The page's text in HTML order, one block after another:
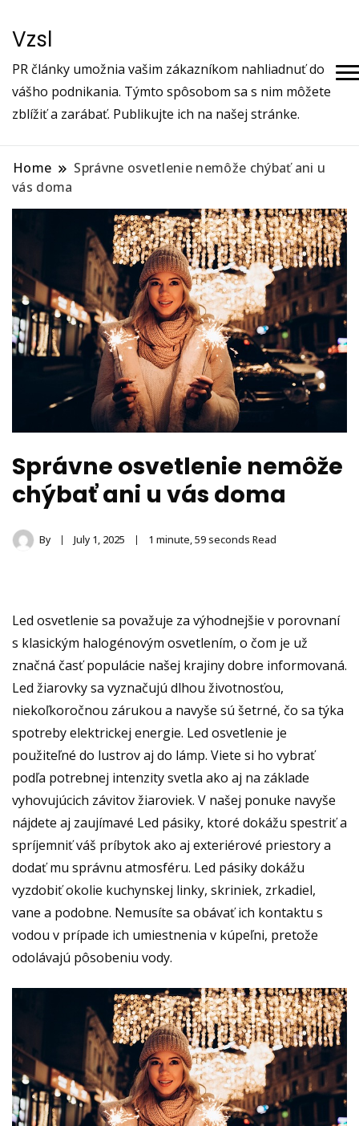
Vzsl
PR články umožnia vašim zákazníkom nahliadnuť do
vášho podnikania. Týmto spôsobom sa s nim môžete
zblížiť a zarábať. Publikujte ich na našej stránke.
Home
Správne osvetlenie nemôže chýbať ani u
vás doma
Správne osvetlenie nemôže
chýbať ani u vás doma
By July 1, 2025 1 minute, 59 seconds Read
Led osvetlenie sa považuje za výhodnejšie v porovnaní
s klasickým halogénovým osvetlením, o čom je už
značná časť populácie našej krajiny dobre informovaná.
Led žiarovky sa vyznačujú dlhou životnosťou,
niekoľkoročnou zárukou a navyše sú šetrné, čo sa týka
spotreby elektrickej energie. Led osvetlenie je
použiteľné do lustrov aj do lámp. Viete si ho vybrať
podľa potrebnej intenzity svetla ako aj na základe
vyhovujúcich závitov žiaroviek. V našej ponuke navyše
nájdete aj zaujímavé Led pásiky, ktoré dokážu spestriť a
spríjemniť váš príbytok ako aj exteriérové priestory a
dodať mu správnu atmosféru. Led pásiky dokážu
vyzdobiť okolie kuchynskej linky, skriniek, zrkadiel,
vane a podobne. Nemusíte sa obávať ich kontaktu s
vodou v prípade ich umiestnenia v kúpeľni, pretože
odolávajú pôsobeniu vody.